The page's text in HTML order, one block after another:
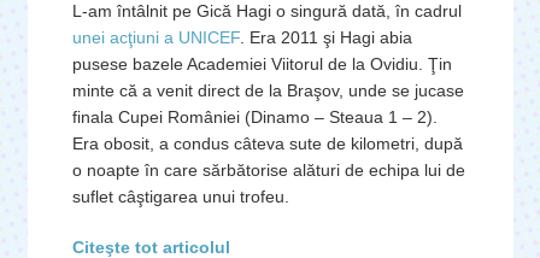
L-am întâlnit pe Gică Hagi o singură dată, în cadrul
unei acţiuni a UNICEF . Era 2011 şi Hagi abia
pusese bazele Academiei Viitorul de la Ovidiu. Ţin
minte că a venit direct de la Braşov, unde se jucase
finala Cupei României (Dinamo – Steaua 1 – 2).
Era obosit, a condus câteva sute de kilometri, după
o noapte în care sărbătorise alături de echipa lui de
suflet câştigarea unui trofeu.
Citeşte tot articolul